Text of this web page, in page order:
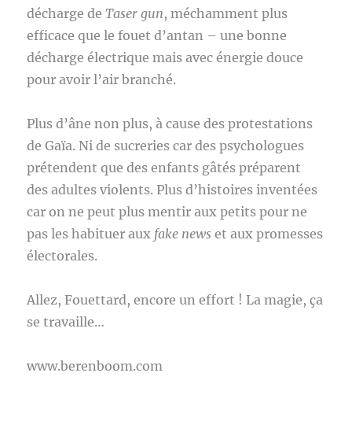
décharge deTaser gun, méchamment plus
efficace que le fouet d’antan – une bonne
décharge électrique mais avec énergie douce
pour avoir l’air branché.
Plus d’âne non plus, à cause des protestations
de Gaïa. Ni de sucreries car des psychologues
prétendent que des enfants gâtés préparent
des adultes violents. Plus d’histoires inventées
car on ne peut plus mentir aux petits pour ne
pas les habituer aux fake news et aux promesses
électorales.
Allez, Fouettard, encore un effort ! La magie, ça
se travaille…
www.berenboom.com